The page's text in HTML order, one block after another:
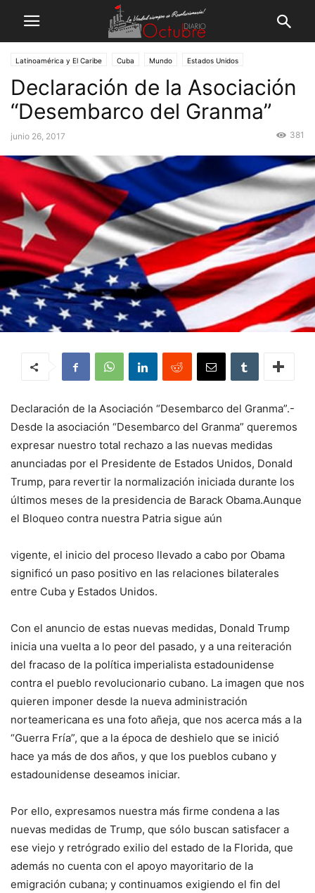
Latinoamérica y El Caribe Cuba Mundo Estados Unidos
Declaración de la Asociación
“Desembarco del Granma”
junio 26, 2017 381
Declaración de la Asociación “Desembarco del Granma”.-
Desde la asociación “Desembarco del Granma” queremos
expresar nuestro total rechazo a las nuevas medidas
anunciadas por el Presidente de Estados Unidos, Donald
Trump, para revertir la normalización iniciada durante los
últimos meses de la presidencia de Barack Obama.Aunque
el Bloqueo contra nuestra Patria sigue aún
vigente, el inicio del proceso llevado a cabo por Obama
significó un paso positivo en las relaciones bilaterales
entre Cuba y Estados Unidos.
Con el anuncio de estas nuevas medidas, Donald Trump
inicia una vuelta a lo peor del pasado, y a una reiteración
del fracaso de la política imperialista estadounidense
contra el pueblo revolucionario cubano. La imagen que nos
quieren imponer desde la nueva administración
norteamericana es una foto añeja, que nos acerca más a la
“Guerra Fría”, que a la época de deshielo que se inició
hace ya más de dos años, y que los pueblos cubano y
estadounidense deseamos iniciar.
Por ello, expresamos nuestra más firme condena a las
nuevas medidas de Trump, que sólo buscan satisfacer a
ese viejo y retrógrado exilio del estado de la Florida, que
además no cuenta con el apoyo mayoritario de la
emigración cubana; y continuamos exigiendo el fin del